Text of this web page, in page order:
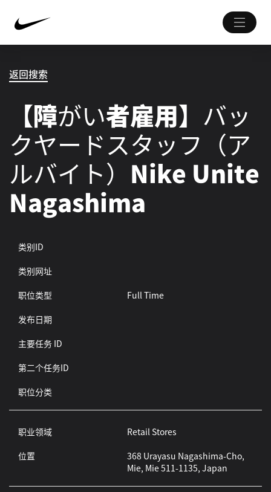
返回搜索
【障がい者雇用】バッ
クヤードスタッフ（ア
ルバイト）Nike Unite
Nagashima
类别ID
类别网址
职位类型
Full Time
发布日期
主要任务 ID
第二个任务ID
职位分类
职业领域
Retail Stores
位置
368 Urayasu Nagashima-Cho,
Mie, Mie 511-1135, Japan